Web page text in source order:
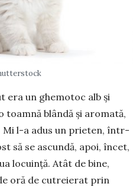
era un ghe­motoc alb și
toamnă blândă și aromată,
Mi l-a adus un prieten, într-
să se ascundă, apoi, încet,
lo­cuință. Atât de bine,
oră de cutreierat prin